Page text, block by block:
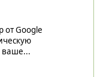
от Google
ваше...